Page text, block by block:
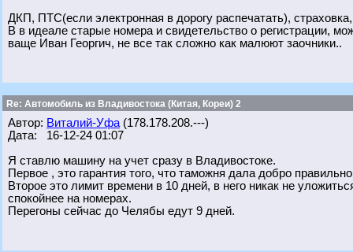
ДКП, ПТС(если электронная в дорогу распечатать),
В в идеале старые номера и свидетельство о регистрации,
ваще Иван Георгич, не все так сложно как малюют заочники..
Re: Автомобиль из Владивостока (Китая, Кореи) 2
Автор: Виталий-Уфа (178.178.208.---)
Дата: 16-12-24 01:07
Я ставлю машину на учет сразу в Владивостоке.
Первое , это гарантия того, что таможня дала добро
Второе это лимит времени в 10 дней, в него никак не
спокойнее на номерах.
Перегоны сейчас до Челябы едут 9 дней.